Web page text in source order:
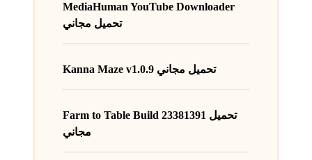
MediaHuman YouTube Downloader
تحميل مجاني
Kanna Maze v1.0.9 تحميل مجاني
Farm to Table Build 23381391 تحميل
مجاني